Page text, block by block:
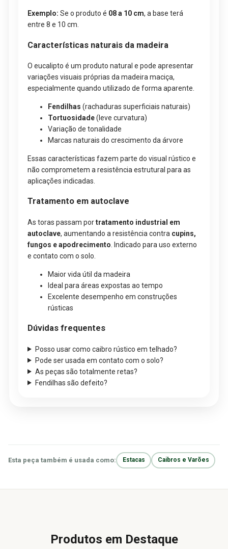
Exemplo: Se o produto é 08 a 10 cm, a base terá
entre 8 e 10 cm.
Características naturais da madeira
O eucalipto é um produto natural e pode apresentar
variações visuais próprias da madeira maciça,
especialmente quando utilizado de forma aparente.
Fendilhas (rachaduras superficiais naturais)
Tortuosidade(leve curvatura)
Variação de tonalidade
Marcas naturais do crescimento da árvore
Essas características fazem parte do visual rústico e
não comprometem a resistência estrutural para as
aplicações indicadas.
Tratamento em autoclave
As toras passam portratamento industrial em
autoclave, aumentando a resistência contra cupins,
fungos e apodrecimento . Indicado para uso externo
e contato com o solo.
Maior vida útil da madeira
Ideal para áreas expostas ao tempo
Excelente desempenho em construções
rústicas
Dúvidas frequentes
Posso usar como caibro rústico em telhado?
Pode ser usada em contato com o solo?
As peças são totalmente retas?
Fendilhas são defeito?
Esta peça também é usada como: Estacas Caibros e Varões
Produtos em Destaque